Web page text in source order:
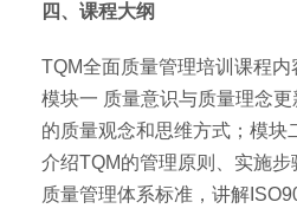
四、课程大纲
TQM全面质量管理培训课程内
模块一 质量意识与质量理念
的质量观念和思维方式；模块
介绍TQM的管理原则、实施
质量管理体系标准，讲解